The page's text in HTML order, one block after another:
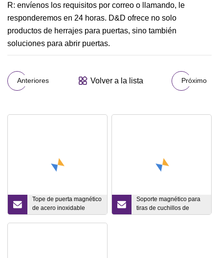
R: envíenos los requisitos por correo o llamando, le
responderemos en 24 horas. D&D ofrece no solo
productos de herrajes para puertas, sino también
soluciones para abrir puertas.
Anteriores Volver a la lista Próximo
Tope de puerta magnético
de acero inoxidable
satinado
Soporte magnético para
tiras de cuchillos de
montaje en pared de 18